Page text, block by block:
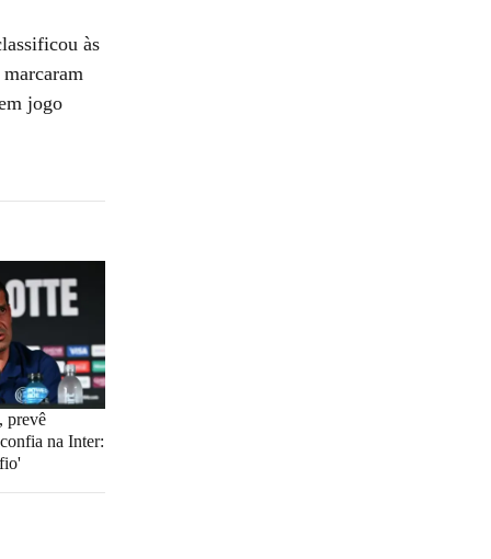
às
jogo
prevê
na Inter: